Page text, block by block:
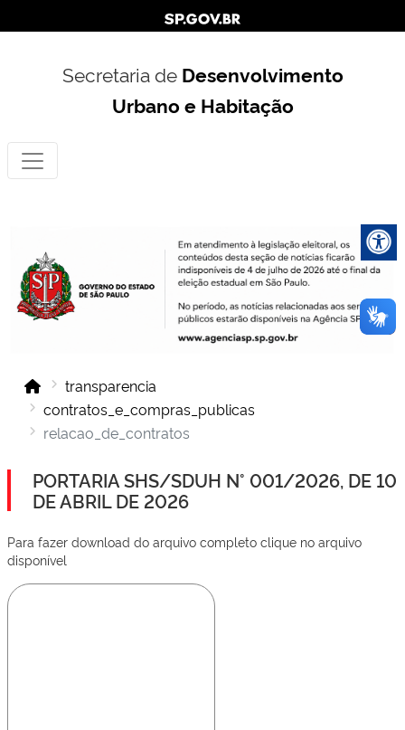
Secretaria de Desenvolvimento
Urbano e Habitação
transparencia
contratos_e_compras_publicas
relacao_de_contratos
PORTARIA SHS/SDUH N° 001/2026, DE 10
DE ABRIL DE 2026
Para fazer download do arquivo completo clique no arquivo
disponível